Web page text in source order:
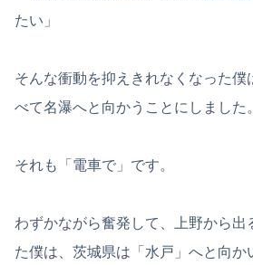
たい」
そんな衝動を抑えきれなくなった僕
べて名瀑へと向かうことにしました。
それも「電車で」です。
わずかながら奮発して、上野から出
た僕は、茨城県は「水戸」へと向か